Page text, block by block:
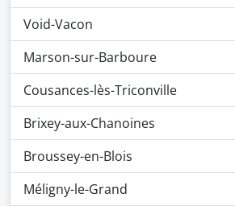
Void-Vacon
Marson-sur-Barboure
Cousances-lès-Triconville
Brixey-aux-Chanoines
Broussey-en-Blois
Méligny-le-Grand